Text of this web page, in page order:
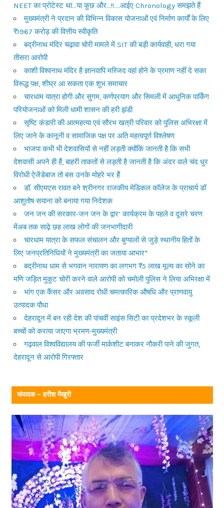
NEET का प्रोटेस्ट था…या कुछ और…!!….आईए Chronology समझते हैं
मुख्यमंत्री ने प्रदान की विभिन्न विकास योजनाओं एवं निर्माण कार्यों के लिए
₹1967 करोड़ की वित्तीय स्वीकृति
बद्रीनाथ मंदिर चढ़ावा चोरी मामले में SIT की बड़ी कार्यवाही, धरा गया
तीसरा आरोपी
काशी विश्वनाथ मंदिर है ज्ञानवापि मस्जिद वहां होने के प्रमाण नहीं दे सका
विरूद्ध पक्ष, शीघ्र आ सकता एक शुभ समाचार
चारधाम यात्रा होगी और सुगम, कर्णप्रयाग और सिमली में आधुनिक पार्किंग
परियोजनाओं को मिली धामी शासन की हरी झंडी
सृष्टि कंडारी की आत्महत्या एवं सौरभ खत्री परिवार को पुलिस अभिरक्षा में
लिए जाने के कानूनी व सामाजिक पक्ष पर अति महत्वपूर्ण विश्लेषण
भाजपा कभी भी देशवासियों से नहीं लड़ती क्योंकि जानती है कि सभी
देशवासी अपने ही हैं, बाहरी ताकतों से लड़ती है जानती है कि अंदर वाले चंद धुर
विरोधी ऐजेंडेबाज तो बस उनके मोहरे भर हैं
डॉ. सीएमएस रावत बने श्रीनगर राजकीय मेडिकल कॉलेज के प्राचार्य डॉ
आशुतोष सयाना को बनाया गया निदेशक
जन जन की सरकार-जन जन के द्वार’ कार्यक्रम के पहले व दूसरे चरण
मेंअब तक साढ़े छह लाख लोगों की जनभागीदारी
चारधाम यात्रा के सफल संचालन और बुग्यालों से जुड़े स्थानीय हितों के
लिए जनप्रतिनिधियों ने मुख्यमंत्री का जताया आभार*
बद्रीनाथ धाम से भगवान नारायण का लगभग ₹5 लाख मूल्य का सोने का
मणि जड़ित मुकुट चोरी करने वाले आरोपी को चमोली पुलिस ने लिया अभिरक्षा में
भांग एक कैंसर और अवसाद रोधी चमत्कारिक औषधि और प्राणवायु
उत्पादक पौधा
देहरादून में बन रही देश की पांचवीं साइंस सिटी का प्रदेशभर के स्कूली
बच्चों को कराया जाएगा भ्रमण-मुख्यमंत्री
गढ़वाल विश्वविद्यालय की फर्जी मार्कशीट बनाकर नौकरी पाने की जुगत,
देहरादून से आरोपी गिरफ्तार
संपादक – हरीश मैखुरी